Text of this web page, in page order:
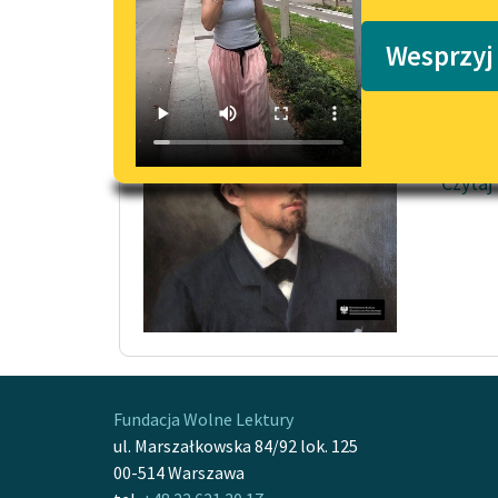
Te
Czytaj
Fundacja Wolne Lektury
ul. Marszałkowska 84/92 lok. 125
00-514 Warszawa